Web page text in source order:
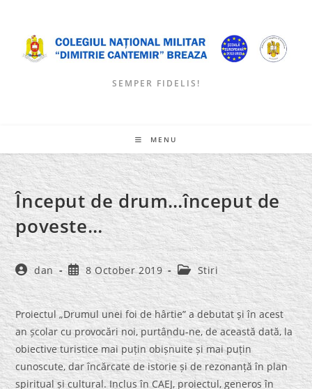
content
SEMPER FIDELIS!
MENU
Început de drum…început de
poveste…
Post
author:
dan
Post
published:
8 October 2019
Post
category:
Stiri
Proiectul „Drumul unei foi de hârtie” a debutat și în acest
an școlar cu provocări noi, purtându-ne, de această dată, la
obiective turistice mai puțin obișnuite și mai puțin
cunoscute, dar încărcate de istorie și de rezonanță în plan
spiritual și cultural. Inclus în CAEJ, proiectul, generos în